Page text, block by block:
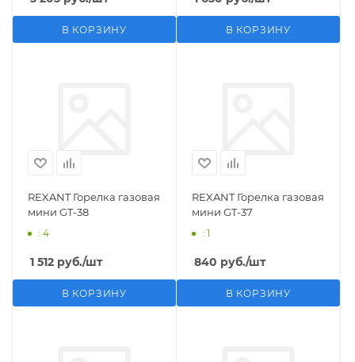
В КОРЗИНУ В КОРЗИНУ
REXANT Горелка газовая
мини GT-38
: 4
1 512 руб./шт
В КОРЗИНУ
REXANT Горелка газовая
мини GT-37
: 1
840 руб./шт
В КОРЗИНУ